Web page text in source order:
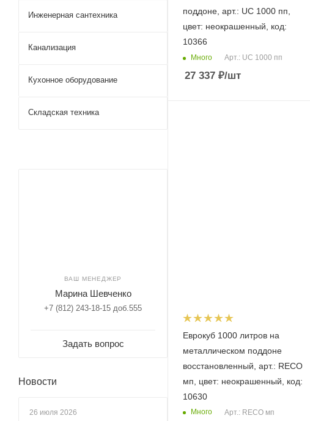
поддоне, арт.: UC 1000 пп,
цвет: неокрашенный, код:
10366
Много Арт.: UC 1000 пп
27 337 ₽/шт
Еврокуб 1000 литров на
металлическом поддоне
восстановленный, арт.: RECO
мп, цвет: неокрашенный, код:
10630
Много Арт.: RECO мп
Инженерная сантехника
Канализация
Кухонное оборудование
Складская техника
ВАШ МЕНЕДЖЕР
Марина Шевченко
+7 (812) 243-18-15 доб.555
Задать вопрос
Новости
26 июля 2026